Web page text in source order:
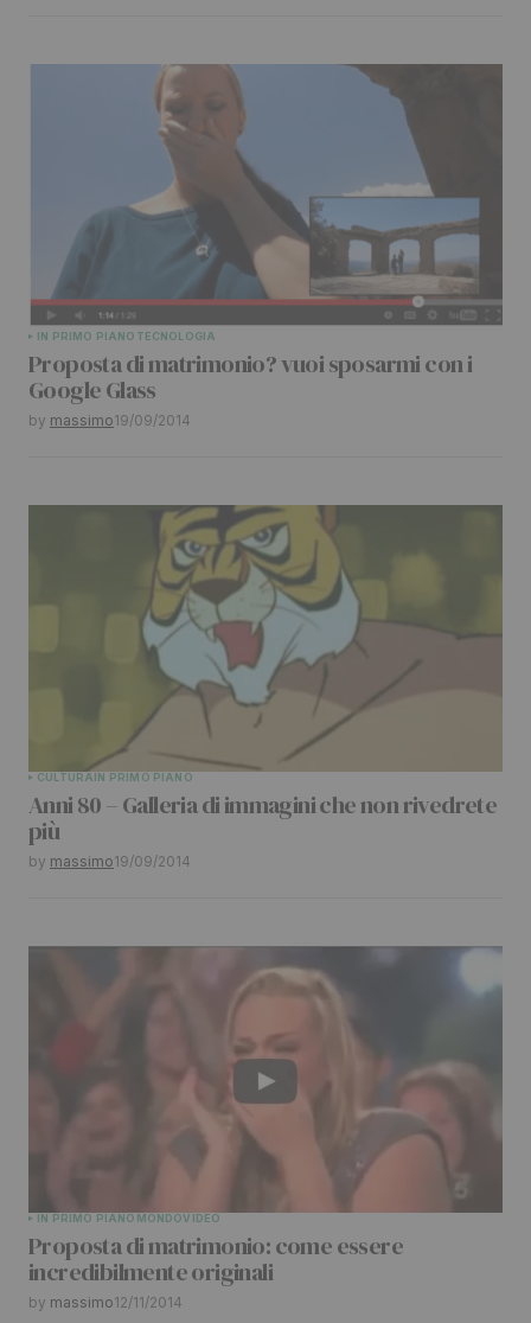
IN PRIMO PIANO TECNOLOGIA
Proposta di matrimonio? vuoi sposarmi con i
Google Glass
by massimo19/09/2014
CULTURAIN PRIMO PIANO
Anni 80 – Galleria di immagini che non rivedrete
più
by massimo19/09/2014
IN PRIMO PIANO MONDOVIDEO
Proposta di matrimonio: come essere
incredibilmente originali
by massimo12/11/2014